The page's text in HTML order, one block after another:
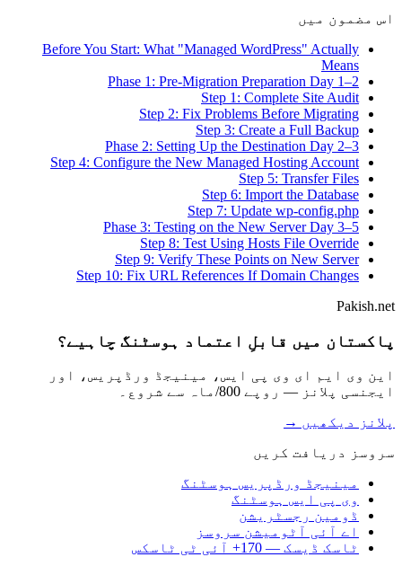
اس مضمون میں
Before You Start: What "Managed WordPress" Actually
Means
Phase 1: Pre-Migration Preparation Day 1–2
Step 1: Complete Site Audit
Step 2: Fix Problems Before Migrating
Step 3: Create a Full Backup
Phase 2: Setting Up the Destination Day 2–3
Step 4: Configure the New Managed Hosting Account
Step 5: Transfer Files
Step 6: Import the Database
Step 7: Update wp-config.php
Phase 3: Testing on the New Server Day 3–5
Step 8: Test Using Hosts File Override
Step 9: Verify These Points on New Server
Step 10: Fix URL References If Domain Changes
Pakish.net
پاکستان میں قابلِ اعتماد ہوسٹنگ چاہیے؟
این وی ایم ای وی پی ایس، مینیجڈ ورڈپریس، اور
ایجنسی پلانز — روپے 800/ماہ سے شروع۔
پلانز دیکھیں →
سروسز دریافت کریں
مینیجڈ ورڈپریس ہوسٹنگ
وی پی ایس ہوسٹنگ
ڈومین رجسٹریشن
اے آئی آٹومیشن سروسز
ٹاسک ڈیسک — 170+ آئی ٹی ٹاسکس